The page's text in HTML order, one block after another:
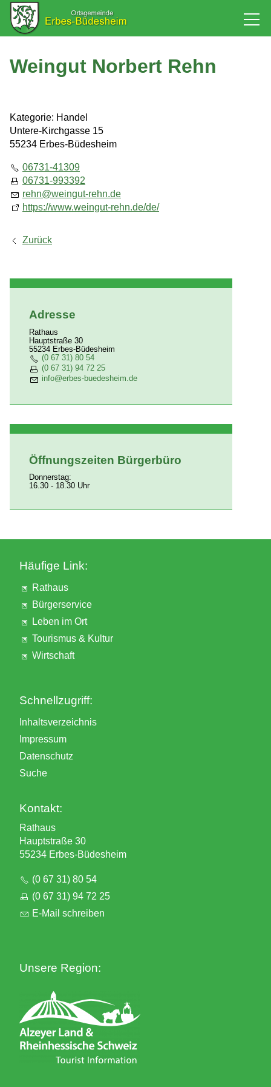
Rathaus
Baugebiet
Leben
Tourismus & Kultur
Wirtschaft
Infrastruktur
Panattoni Park Mainz-Süd
Ausgrabungen
Weingut Norbert Rehn
Kategorie: Handel
Untere-Kirchgasse 15
55234 Erbes-Büdesheim
06731-41309
06731-993392
rehn@weingut-rehn.de
https://www.weingut-rehn.de/de/
Zurück
Adresse
Rathaus
Hauptstraße 30
55234 Erbes-Büdesheim
(0 67 31) 80 54
(0 67 31) 94 72 25
nf
rb s-b d sh m d
Öffnungszeiten Bürgerbüro
Donnerstag:
16.30 - 18.30 Uhr
Häufige Link:
Rathaus
Bürgerservice
Leben im Ort
Tourismus & Kultur
Wirtschaft
Schnellzugriff:
Inhaltsverzeichnis
Impressum
Datenschutz
Suche
Kontakt:
Rathaus
Hauptstraße 30
55234 Erbes-Büdesheim
(0 67 31) 80 54
(0 67 31) 94 72 25
E-Mail schreiben
Unsere Region: